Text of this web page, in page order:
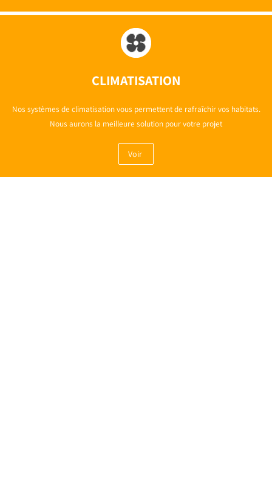
CLIMATISATION
Nos systèmes de climatisation vous permettent de rafraîchir vos habitats.
Nous aurons la meilleure solution pour votre projet
Voir